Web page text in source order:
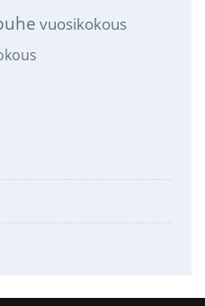
vuosikokous